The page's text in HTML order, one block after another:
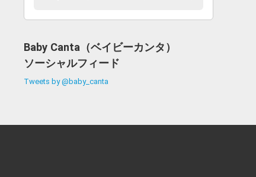
Baby Canta（ベイビーカンタ）
ソーシャルフィード
Tweets by @baby_canta